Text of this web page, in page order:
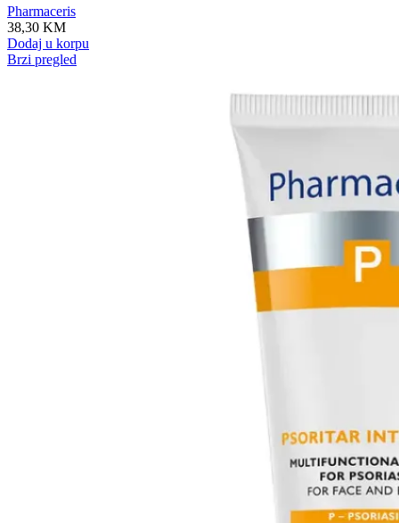
Pharmaceris
38,30 KM
Dodaj u korpu
Brzi pregled